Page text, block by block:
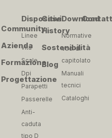
Community
Azienda
Formazione
Progettazione
Dispositivi
Linee
vita
Scale
Dpi
Parapetti
Passerelle
Anti-
caduta
tipo D
Case
History
Sostenibilità
Blog
Download
Normative
Voci di
capitolato
Manuali
tecnici
Cataloghi